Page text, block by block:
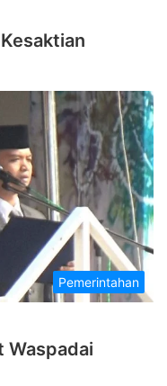
Pemerintahan
Waspadai